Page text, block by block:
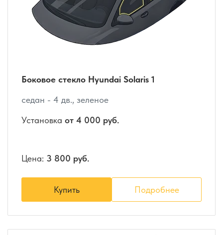
Боковое стекло Hyundai Solaris 1
седан - 4 дв., зеленое
Установка от 4 000 руб.
Цена: 3 800 руб.
Купить Подробнее